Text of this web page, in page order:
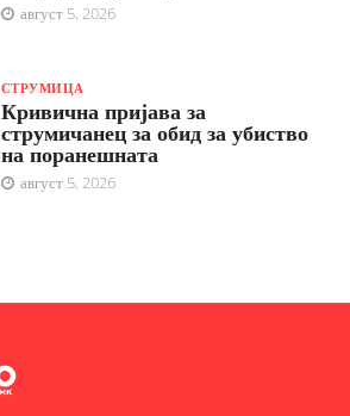
август 5, 2026
СТРУМИЦА
Кривична пријава за
струмичанец за обид за убиство
на поранешната
август 5, 2026